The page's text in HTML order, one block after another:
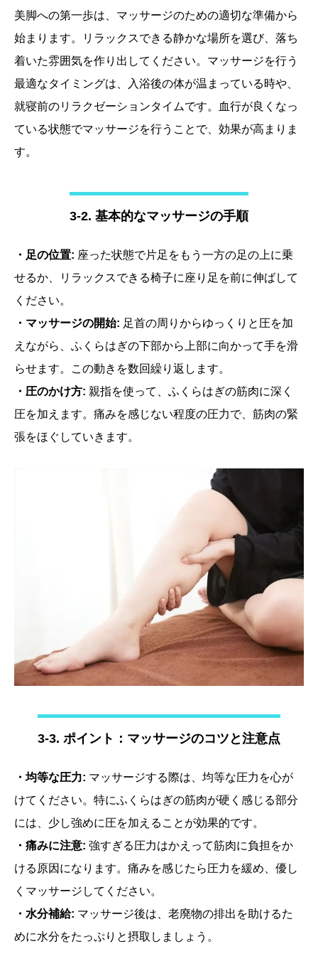
美脚への第一歩は、マッサージのための適切な準備から
始まります。リラックスできる静かな場所を選び、落ち
着いた雰囲気を作り出してください。マッサージを行う
最適なタイミングは、入浴後の体が温まっている時や、
就寝前のリラクゼーションタイムです。血行が良くなっ
ている状態でマッサージを行うことで、効果が高まりま
す。
3-2. 基本的なマッサージの手順
・足の位置: 座った状態で片足をもう一方の足の上に乗
せるか、リラックスできる椅子に座り足を前に伸ばして
ください。
・マッサージの開始: 足首の周りからゆっくりと圧を加
えながら、ふくらはぎの下部から上部に向かって手を滑
らせます。この動きを数回繰り返します。
・圧のかけ方: 親指を使って、ふくらはぎの筋肉に深く
圧を加えます。痛みを感じない程度の圧力で、筋肉の緊
張をほぐしていきます。
3-3. ポイント：マッサージのコツと注意点
・均等な圧力: マッサージする際は、均等な圧力を心が
けてください。特にふくらはぎの筋肉が硬く感じる部分
には、少し強めに圧を加えることが効果的です。
・痛みに注意: 強すぎる圧力はかえって筋肉に負担をか
ける原因になります。痛みを感じたら圧力を緩め、優し
くマッサージしてください。
・水分補給: マッサージ後は、老廃物の排出を助けるた
めに水分をたっぷりと摂取しましょう。